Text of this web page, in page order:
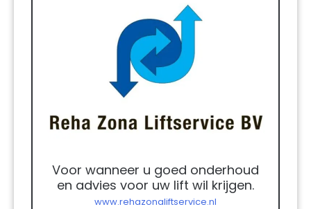
Voor wanneer u goed onderhoud
en advies voor uw lift wil krijgen.
www.rehazonaliftservice.nl